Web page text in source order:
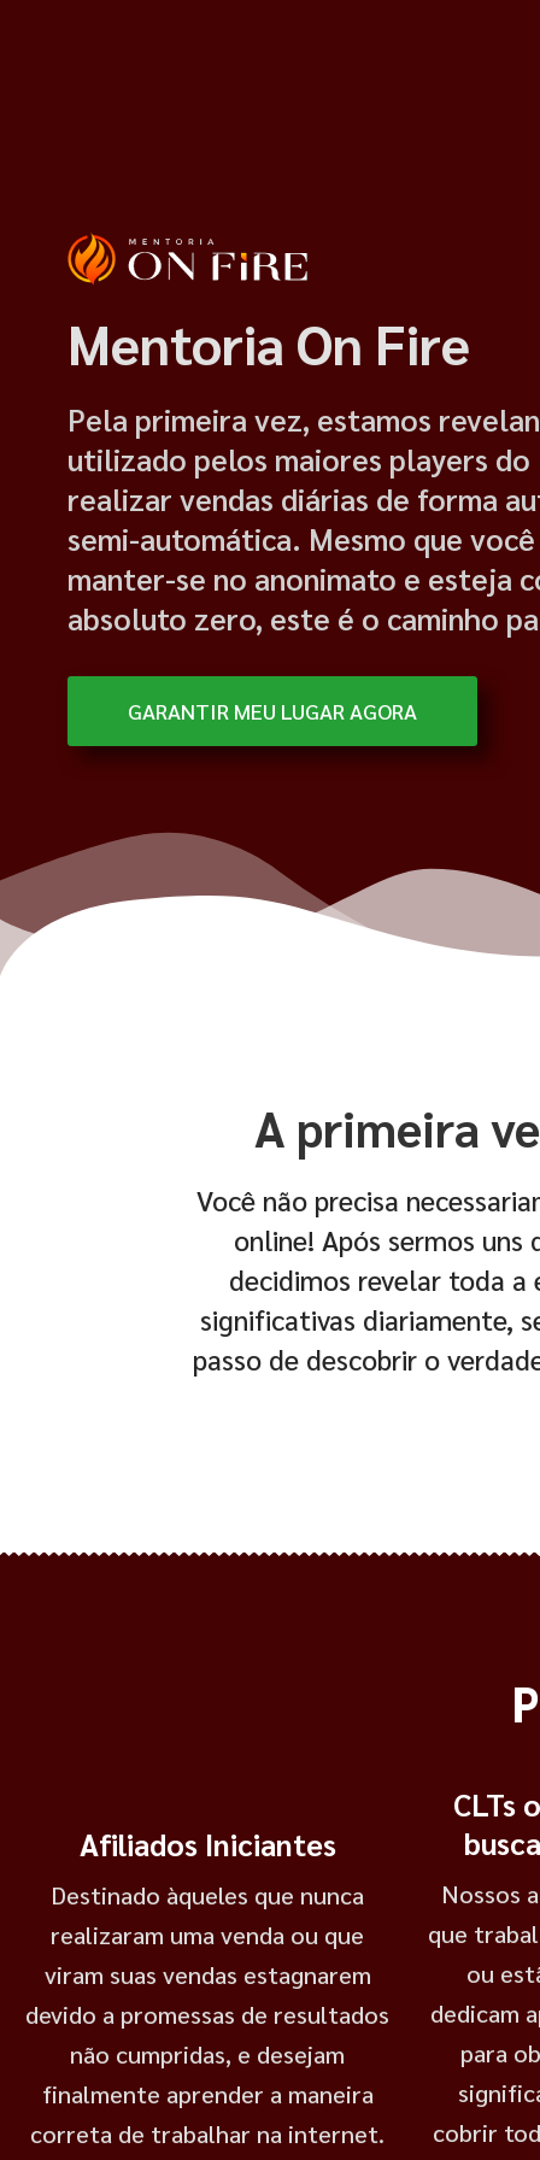
Mentoria On Fire
Pela primeira vez, estamos
utilizado pelos maiores players do
realizar vendas diárias de forma
semi-automática. Mesmo que
manter-se no anonimato e esteja
absoluto zero, este é o caminho
GARANTIR MEU LUGAR AGORA
A primeira
Você não precisa
online! Após sermos
decidimos revelar toda
significativas diariamente,
passo de descobrir o
Afiliados Iniciantes
Destinado àqueles que nunca
realizaram uma venda ou que
viram suas vendas estagnarem
devido a promessas de resultados
não cumpridas, e desejam
finalmente aprender a maneira
correta de trabalhar na internet.
CLTs
Nossos
que
ou
dedicam
para
cobrir